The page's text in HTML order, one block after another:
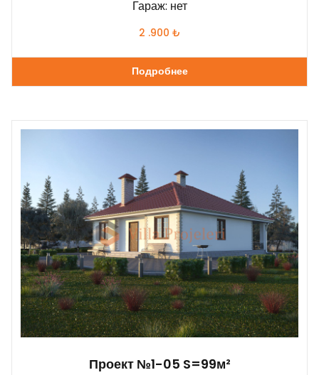
Гараж: нет
2 .900 ₺
Подробнее
Проект №1-05 S=99м²